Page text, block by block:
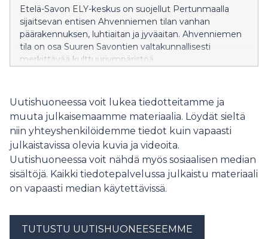
Karjalaan (TOIMI) -hanke toteutetaan osana Uudistuva
ja osaava Suomi 2021–2027-ohjelmaa. Hankkeen
kokonaisbudjetti on yli 8,6 miljoonaa euroa, josta ELY-
keskus rahoittaa 6,9 miljoonaa euroa.
Etelä-Savon ELY-keskus on suojellut Pertunmaalla
sijaitsevan entisen Ahvenniemen tilan vanhan
päärakennuksen, luhtiaitan ja jyväaitan. Ahvenniemen
tila on osa Suuren Savontien valtakunnallisesti
merkittävää kulttuuriympäristöä.
Uutishuoneessa voit lukea tiedotteitamme ja
muuta julkaisemaamme materiaalia. Löydät sieltä
niin yhteyshenkilöidemme tiedot kuin vapaasti
julkaistavissa olevia kuvia ja videoita.
Uutishuoneessa voit nähdä myös sosiaalisen median
sisältöjä. Kaikki tiedotepalvelussa julkaistu materiaali
on vapaasti median käytettävissä.
TUTUSTU UUTISHUONEESEEMME